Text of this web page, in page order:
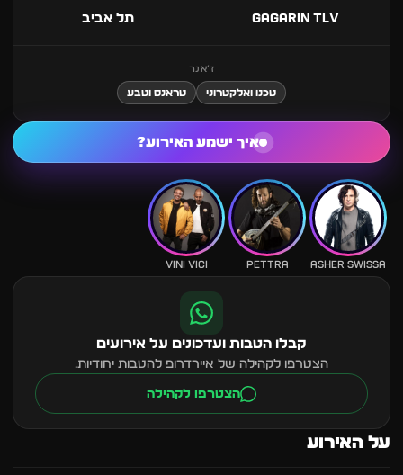
Gagarin TLV תל אביב
ז׳אנר
טכנו ואלקטרוני טראנס וטבע
איך ישמע האירוע?
ASHER SWISSA
PETTRA
VINI VICI
קבלו הטבות ועדכונים על אירועים
הצטרפו לקהילה של איירדרופ להטבות יחודיות.
הצטרפו לקהילה
על האירוע